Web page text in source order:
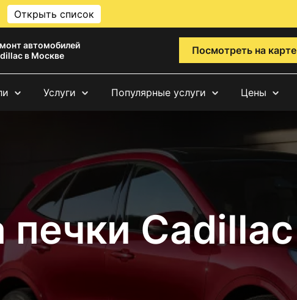
Открыть список
автомобилей
в Москве
Посмотреть на карте
Услуги Популярные услуги Цены
печки Cadillac